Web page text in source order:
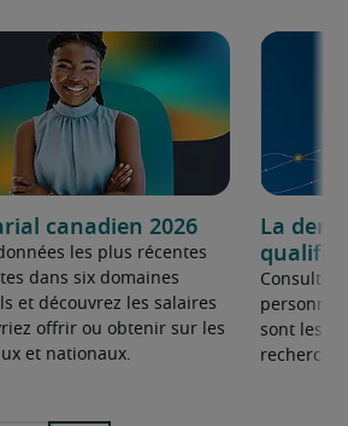
canadien 2026
les plus récentes
dans six domaines
et découvrez les salaires
offrir ou obtenir sur les
et nationaux.
La
qualifié
Consultez
personnel
sont les